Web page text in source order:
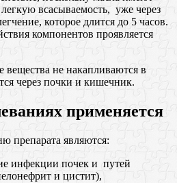
всасываемость, уже через
которое длится до 5 часов.
компонентов проявляется
вещества не накапливаются в
через почки и кишечник.
применяется
препарата являются:
инфекции почек и путей
и цистит),